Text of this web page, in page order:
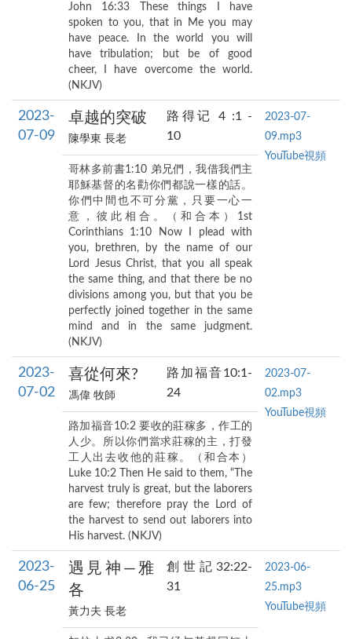
John 16:33 These things I have
spoken to you, that in Me you may
have peace. In the world you will
have tribulation; but be of good
cheer, I have overcome the world.
(NKJV)
2023-
07-09
卓越的突破
陳學東 長老
路得记 4 :1 -
10
2023-07-
09.mp3
YouTube視頻
哥林多前書1:10 弟兄們，我借我們主
耶穌基督的名勸你們都說一樣的話。
你們中間也不可分黨，只要一心一
意，彼此相合。（和合本）1st
Corinthians 1:10 Now I plead with
you, brethren, by the name of our
Lord Jesus Christ, that you all speak
the same thing, and that there be no
divisions among you, but that you be
perfectly joined together in the same
mind and in the same judgment.
(NKJV)
2023-
07-02
喜從何來?
馮偉 牧師
路加福音10:1-
24
2023-07-
02.mp3
YouTube視頻
路加福音10:2 要收的莊稼多，作工的
人少。所以你們當求莊稼的主，打發
工人出去收他的莊稼。（和合本）
Luke 10:2 Then He said to them, “The
harvest truly is great, but the laborers
are few; therefore pray the Lord of
the harvest to send out laborers into
His harvest. (NKJV)
2023-
06-25
遇見神—雅
各
黃力夫 長老
創世記32:22-
31
2023-06-
25.mp3
YouTube視頻